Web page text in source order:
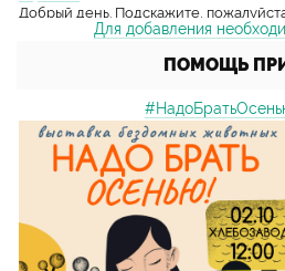
Для добавления
ПОМОЩЬ